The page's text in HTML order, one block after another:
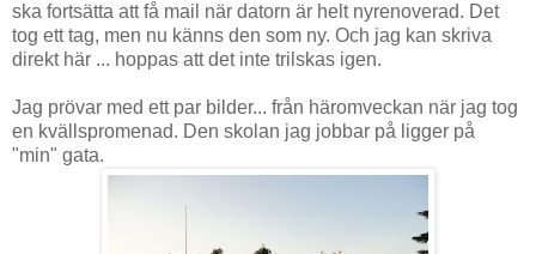
ska fortsätta att få mail när datorn är helt nyrenoverad. Det
tog ett tag, men nu känns den som ny. Och jag kan skriva
direkt här ... hoppas att det inte trilskas igen.
Jag prövar med ett par bilder... från häromveckan när jag tog
en kvällspromenad. Den skolan jag jobbar på ligger på
"min" gata.